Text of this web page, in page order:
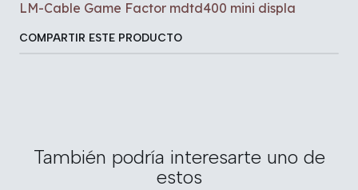
LM-Cable Game Factor mdtd400 mini displa
COMPARTIR ESTE PRODUCTO
También podría interesarte uno de
estos